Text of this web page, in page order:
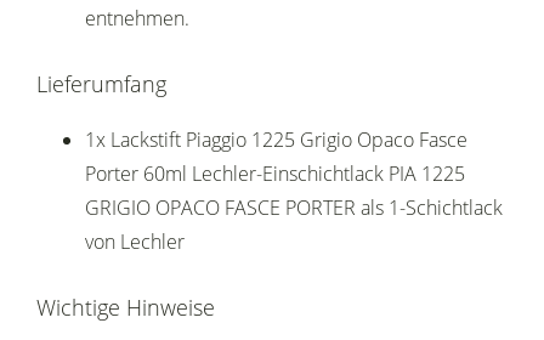
entnehmen.
Lieferumfang
1x Lackstift Piaggio 1225 Grigio Opaco Fasce
Porter 60ml Lechler-Einschichtlack PIA 1225
GRIGIO OPACO FASCE PORTER als 1-Schichtlack
von Lechler
Wichtige Hinweise